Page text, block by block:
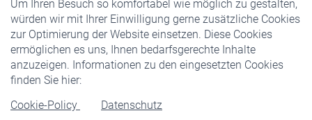
Um Ihren Besuch so komfortabel wie möglich zu gestalten,
würden wir mit Ihrer Einwilligung gerne zusätzliche Cookies
zur Optimierung der Website einsetzen. Diese Cookies
ermöglichen es uns, Ihnen bedarfsgerechte Inhalte
anzuzeigen. Informationen zu den eingesetzten Cookies
finden Sie hier:
Cookie-Policy
Datenschutz
Staatliche Förderung
Veranstaltungen
Rentner
Rentenbeginn
Rente beantragen